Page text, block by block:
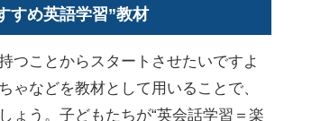
すめ英語学習”教材
ことからスタートさせたいですよ
ゃなどを教材として用いることで、
ょう。子どもたちが“英会話学習＝楽